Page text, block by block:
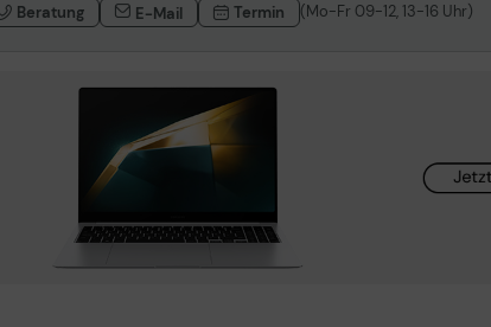
Beratung E-Mail Termin (Mo-Fr 09-12, 13-16 Uhr)